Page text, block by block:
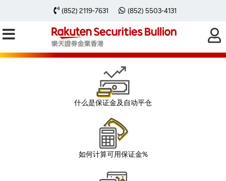
(852) 2119-7631 (852) 5503-4131
保证金及自动平仓
什么是保证金及自动平仓
如何计算可用保证金%